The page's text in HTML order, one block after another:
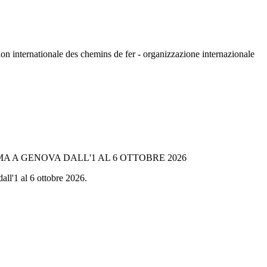
internationale des chemins de fer - organizzazione internazionale
A GENOVA DALL'1 AL 6 OTTOBRE 2026
al 6 ottobre 2026.